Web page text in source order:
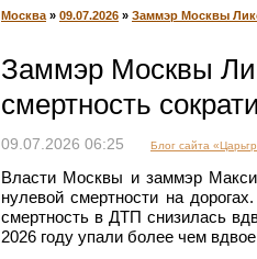
Москва » 09.07.2026 » Заммэр Москвы
Заммэр Москвы
смертность
09.07.2026 06:25 Блог сайта
Власти Москвы и заммэр
нулевой смертности на
смертность в ДТП снизилась
2026 году упали более чем